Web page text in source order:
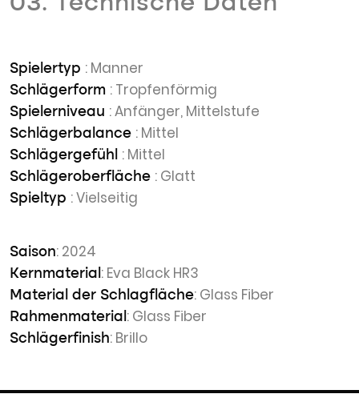
Spielertyp : Manner
Schlägerform : Tropfenförmig
Spielerniveau : Anfänger, Mittelstufe
Schlägerbalance : Mittel
Schlägergefühl : Mittel
Schlägeroberfläche : Glatt
Spieltyp : Vielseitig
Saison: 2024
Kernmaterial : Eva Black HR3
Material der Schlagfläche: Glass Fiber
Rahmenmaterial : Glass Fiber
Schlägerfinish: Brillo